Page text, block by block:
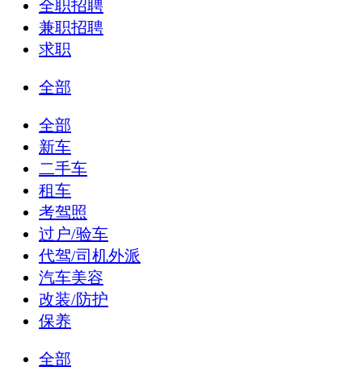
全职招聘
兼职招聘
求职
全部
全部
新车
二手车
租车
考驾照
过户/验车
代驾/司机外派
汽车美容
改装/防护
保养
全部